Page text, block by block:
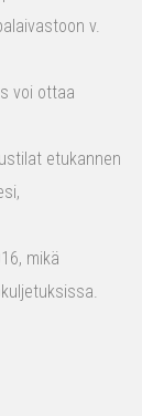
v.
voi ottaa
etukannen
mikä